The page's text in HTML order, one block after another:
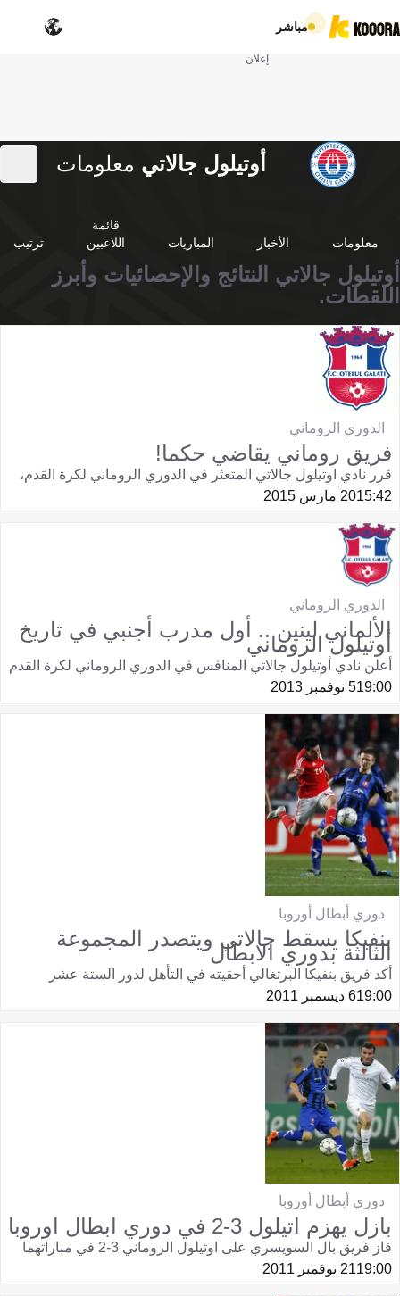
مباشر
إعلان
أوتيلول جالاتي معلومات
معلومات الأخبار المباريات
قائمة
اللاعبين
ترتيب
أوتيلول جالاتي النتائج والإحصائيات وأبرز
اللقطات.
الدوري الروماني
فريق روماني يقاضي حكما!
قرر نادي اوتيلول جالاتي المتعثر في الدوري الروماني لكرة القدم،
15:4220 مارس 2015
الدوري الروماني
الألماني لينين .. أول مدرب أجنبي في تاريخ
أوتيلول الروماني
أعلن نادي أوتيلول جالاتي المنافس في الدوري الروماني لكرة القدم
19:005 نوفمبر 2013
دوري أبطال أوروبا
بنفيكا يسقط جالاتي ويتصدر المجموعة
الثالثة بدوري الابطال
أكد فريق بنفيكا البرتغالي أحقيته في التأهل لدور الستة عشر
19:006 ديسمبر 2011
دوري أبطال أوروبا
بازل يهزم اتيلول 3-2 في دوري ابطال اوروبا
فاز فريق بال السويسري على اوتيلول الروماني 3-2 في مباراتهما
19:0021 نوفمبر 2011